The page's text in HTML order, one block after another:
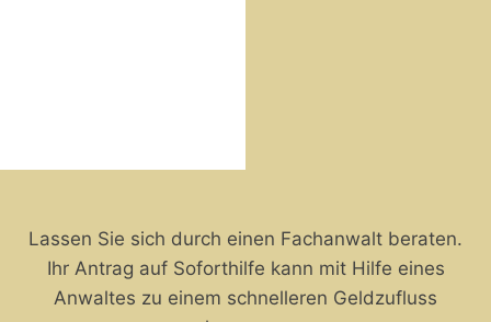
Lassen Sie sich durch einen Fachanwalt beraten.
Ihr Antrag auf Soforthilfe kann mit Hilfe eines
Anwaltes zu einem schnelleren Geldzufluss